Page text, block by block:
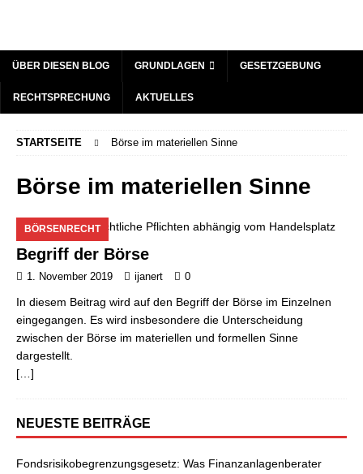
ÜBER DIESEN BLOG GRUNDLAGEN GESETZGEBUNG
RECHTSPRECHUNG AKTUELLES
STARTSEITE Börse im materiellen Sinne
Börse im materiellen Sinne
BÖRSENRECHT
Begriff der Börse
1. November 2019 ijanert 0
In diesem Beitrag wird auf den Begriff der Börse im Einzelnen
eingegangen. Es wird insbesondere die Unterscheidung
zwischen der Börse im materiellen und formellen Sinne
dargestellt.
[…]
NEUESTE BEITRÄGE
Fondsrisikobegrenzungsgesetz: Was Finanzanlagenberater